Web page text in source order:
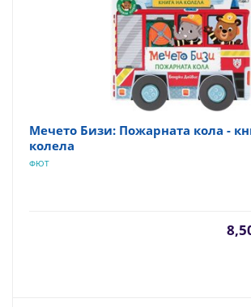
Мечето Бизи: Пожарната кола -
колела
ФЮТ